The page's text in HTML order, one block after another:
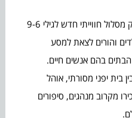
מוזיאון הילדים הישראלי חולון, משיק מסלול חווייתי חדש לגילי 9-6
והורים לצאת למסע
הבתים בהם אנשים חיים.
בית יפני מסורתי, אוהל
מקרוב מנהגים, סיפורים